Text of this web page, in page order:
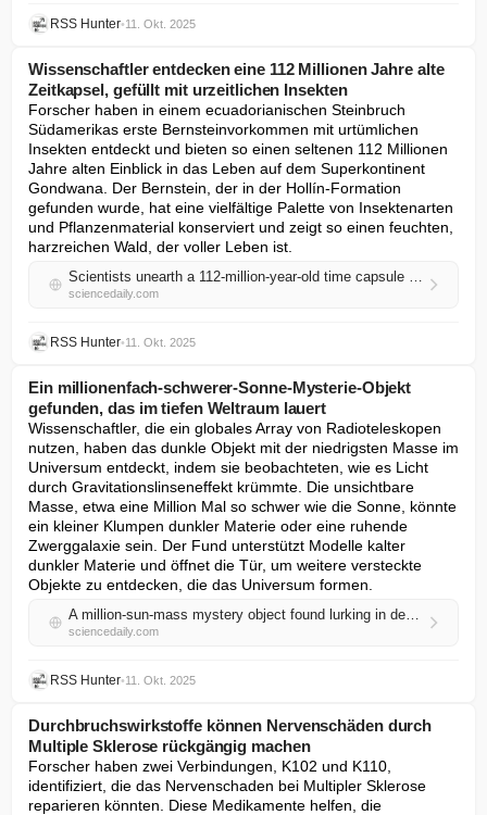
RSS Hunter•11. Okt. 2025
Wissenschaftler entdecken eine 112 Millionen Jahre alte
Zeitkapsel, gefüllt mit urzeitlichen Insekten
Forscher haben in einem ecuadorianischen Steinbruch
Südamerikas erste Bernsteinvorkommen mit urtümlichen
Insekten entdeckt und bieten so einen seltenen 112 Millionen
Jahre alten Einblick in das Leben auf dem Superkontinent
Gondwana. Der Bernstein, der in der Hollín-Formation
gefunden wurde, hat eine vielfältige Palette von Insektenarten
und Pflanzenmaterial konserviert und zeigt so einen feuchten,
harzreichen Wald, der voller Leben ist.
Scientists unearth a 112-million-year-old time capsule filled with ancient insects
sciencedaily.com
RSS Hunter•11. Okt. 2025
Ein millionenfach-schwerer-Sonne-Mysterie-Objekt
gefunden, das im tiefen Weltraum lauert
Wissenschaftler, die ein globales Array von Radioteleskopen
nutzen, haben das dunkle Objekt mit der niedrigsten Masse im
Universum entdeckt, indem sie beobachteten, wie es Licht
durch Gravitationslinseneffekt krümmte. Die unsichtbare
Masse, etwa eine Million Mal so schwer wie die Sonne, könnte
ein kleiner Klumpen dunkler Materie oder eine ruhende
Zwerggalaxie sein. Der Fund unterstützt Modelle kalter
dunkler Materie und öffnet die Tür, um weitere versteckte
Objekte zu entdecken, die das Universum formen.
A million-sun-mass mystery object found lurking in deep space
sciencedaily.com
RSS Hunter•11. Okt. 2025
Durchbruchswirkstoffe können Nervenschäden durch
Multiple Sklerose rückgängig machen
Forscher haben zwei Verbindungen, K102 und K110,
identifiziert, die das Nervenschaden bei Multipler Sklerose
reparieren könnten. Diese Medikamente helfen, die